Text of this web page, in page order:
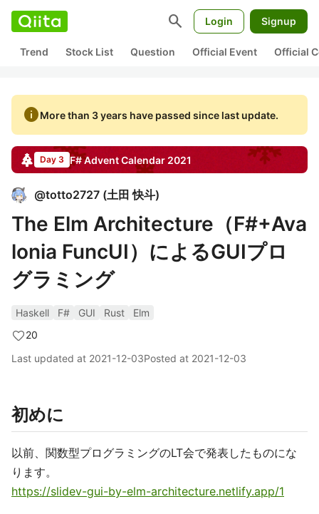
search Login Signup
Trend Stock List Question Official Event Official
infoMore than 3 years have passed since last update.
Day 3 F#Advent Calendar 2021
@totto2727 (土田 快斗)
The Elm Architecture（F#+Ava
lonia FuncUI）によるGUIプロ
グラミング
Haskell F# GUI Rust
Elm
20
Last updated at 2021-12-03Posted at 2021-12-03
初めに
以前、関数型プログラミングのLT会で発表したものにな
ります。
https://slidev-gui-by-elm-architecture.netlify.app/1